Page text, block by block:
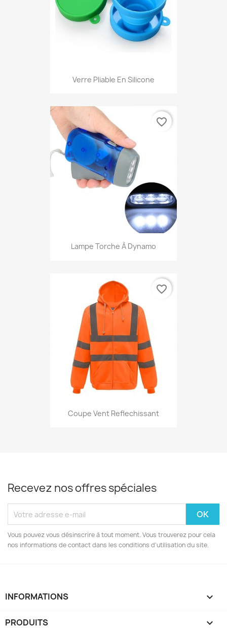
Verre Pliable En Silicone
Lampe Torche À Dynamo
favorite_border
Coupe Vent Reflechissant
favorite_border
Recevez nos offres spéciales
Vous pouvez vous désinscrire à tout moment. Vous trouverez pour cela
nos informations de contact dans les conditions d'utilisation du site.
INFORMATIONS keyboard_arrow_down
PRODUITS 